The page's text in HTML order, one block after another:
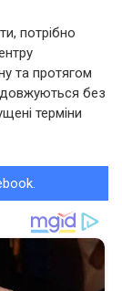
потрібно
та протягом
без
терміни